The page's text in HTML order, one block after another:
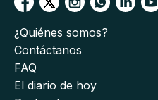
¿Quiénes somos?
Contáctanos
FAQ
El diario de hoy